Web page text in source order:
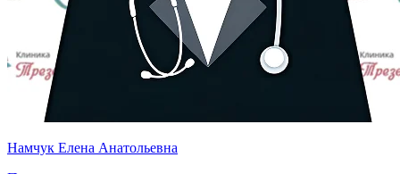
Намчук Елена Анатольевна